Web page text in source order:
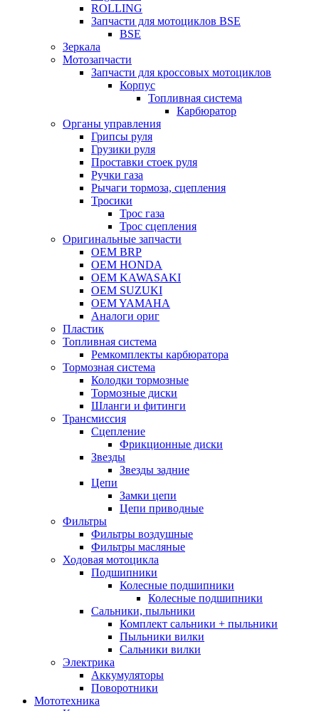
ROLLING
Запчасти для мотоциклов BSE
BSE
Зеркала
Мотозапчасти
Запчасти для кроссовых мотоциклов
Корпус
Топливная система
Карбюратор
Органы управления
Грипсы руля
Грузики руля
Проставки стоек руля
Ручки газа
Рычаги тормоза, сцепления
Тросики
Трос газа
Трос сцепления
Оригинальные запчасти
OEM BRP
OEM HONDA
OEM KAWASAKI
OEM SUZUKI
OEM YAMAHA
Аналоги ориг
Пластик
Топливная система
Ремкомплекты карбюратора
Тормозная система
Колодки тормозные
Тормозные диски
Шланги и фитинги
Трансмиссия
Cцепление
Фрикционные диски
Звезды
Звезды задние
Цепи
Замки цепи
Цепи приводные
Фильтры
Фильтры воздушные
Фильтры масляные
Ходовая мотоцикла
Подшипники
Колесные подшипники
Колесные подшипники
Сальники, пыльники
Комплект сальники + пыльники
Пыльники вилки
Сальники вилки
Электрика
Аккумуляторы
Поворотники
Мототехника